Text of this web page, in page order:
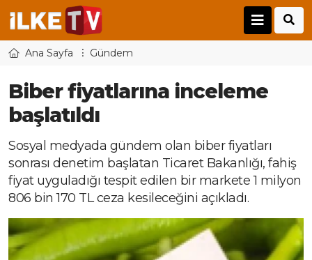
Ana Sayfa Gündem
Biber fiyatlarına inceleme
başlatıldı
Sosyal medyada gündem olan biber fiyatları
sonrası denetim başlatan Ticaret Bakanlığı, fahiş
fiyat uyguladığı tespit edilen bir markete 1 milyon
806 bin 170 TL ceza kesileceğini açıkladı.